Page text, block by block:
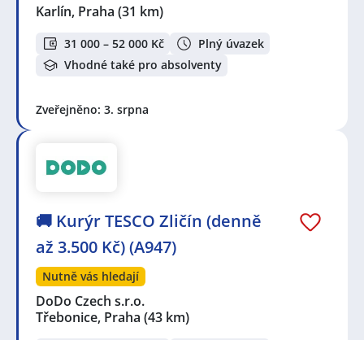
Karlín, Praha (31 km)
31 000 – 52 000 Kč
Plný úvazek
Vhodné také pro absolventy
Zveřejněno: 3. srpna
🚚 Kurýr TESCO Zličín (denně
až 3.500 Kč) (A947)
Nutně vás hledají
DoDo Czech s.r.o.
Třebonice, Praha (43 km)